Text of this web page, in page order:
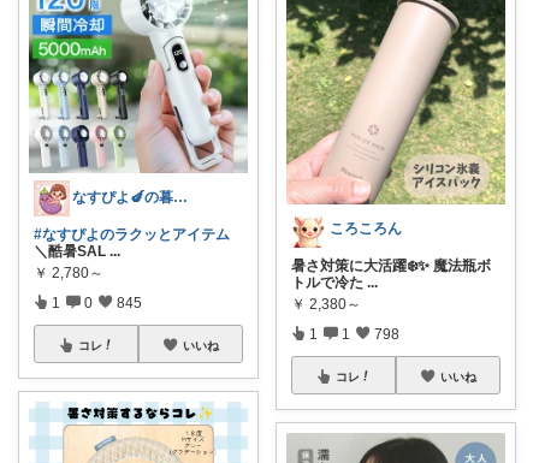
なすぴよ🍆の暮らしラクッとROOM⭐️
#なすぴよのラクッとアイテム
＼酷暑SAL ...
￥ 2,780～
1 0 845
コレ いいね
ころころん
暑さ対策に大活躍❄️✨ 魔法瓶ボ
トルで冷た ...
￥ 2,380～
1 1 798
コレ いいね